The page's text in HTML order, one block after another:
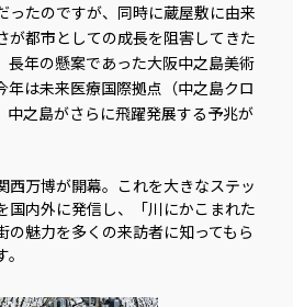
ったのですが、同時に蔵屋敷に由来
が都市としての成長を阻害してきた
長年の懸案であった大阪中之島美術
年は未来医療国際拠点（中之島クロ
中之島がさらに飛躍発展する予兆が
万博が開幕。これを大きなステッ
国内外に発信し、「川にかこまれた
の魅力を多くの来訪者に知ってもら